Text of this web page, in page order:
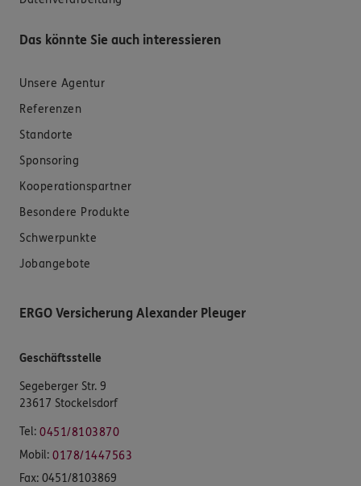
Das könnte Sie auch interessieren
Unsere Agentur
Referenzen
Standorte
Sponsoring
Kooperationspartner
Besondere Produkte
Schwerpunkte
Jobangebote
ERGO Versicherung Alexander Pleuger
Geschäftsstelle
Segeberger Str. 9
23617 Stockelsdorf
Tel: 0451/8103870
Mobil: 0178/1447563
Fax: 0451/8103869